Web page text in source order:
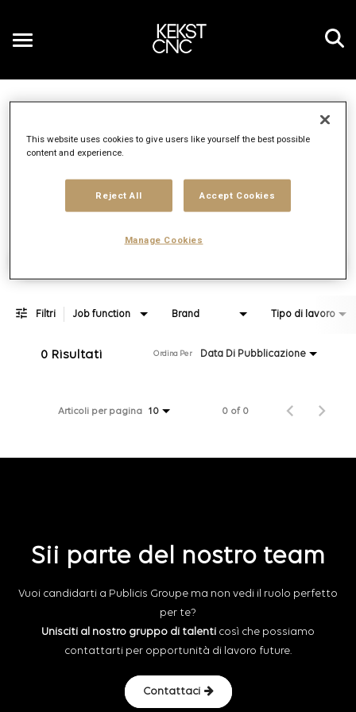
Toggle
navigation
10 KM
Filtri Job function Brand Tipo di lavoro
0 Risultati Data Di Pubblicazione
Ordina Per
Articoli per pagina 10 0 of 0
Sii parte del nostro team
Vuoi candidarti a Publicis Groupe ma non vedi il ruolo perfetto
per te?
Unisciti al nostro gruppo di talenti così che possiamo
contattarti per opportunità di lavoro future.
Contattaci
This website uses cookies to give users like yourself the best possible
content and experience.
Reject All Accept Cookies
Manage Cookies